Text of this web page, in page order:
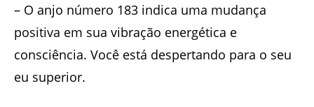
– O anjo número 183 indica uma mudança
positiva em sua vibração energética e
consciência. Você está despertando para o seu
eu superior.